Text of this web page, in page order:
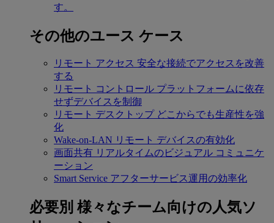
す。
その他のユース ケース
リモート アクセス 安全な接続でアクセスを改善
する
リモート コントロール プラットフォームに依存
せずデバイスを制御
リモート デスクトップ どこからでも生産性を強
化
Wake-on-LAN リモート デバイスの有効化
画面共有 リアルタイムのビジュアル コミュニケ
ーション
Smart Service アフターサービス運用の効率化
必要別 様々なチーム向けの人気ソ